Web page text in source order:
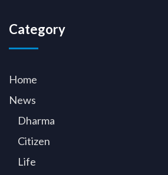
Category
Home
News
Dharma
Citizen
Life